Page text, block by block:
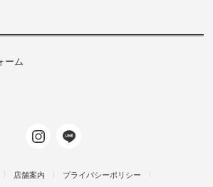
ーム
店舗案内 プライバシーポリシー